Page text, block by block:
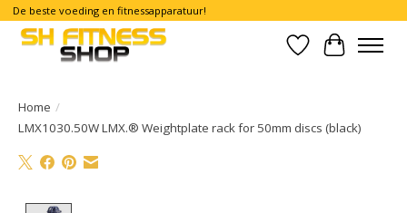
De beste voeding en fitnessapparatuur!
Verlanglijst
Home /
LMX1030.50W LMX.® Weightplate rack for 50mm discs (black)